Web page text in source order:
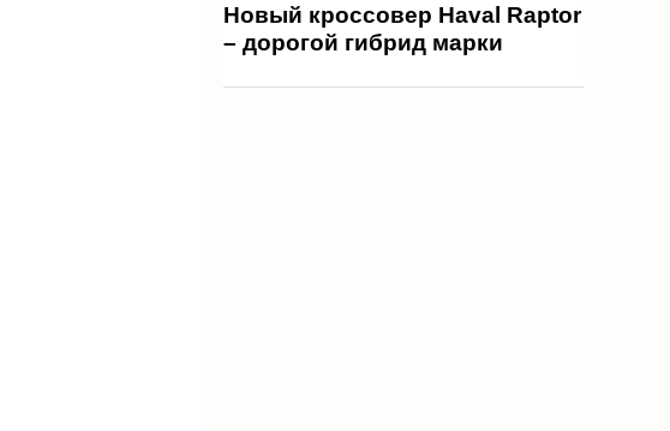
Новый кроссовер Haval Raptor
– дорогой гибрид марки